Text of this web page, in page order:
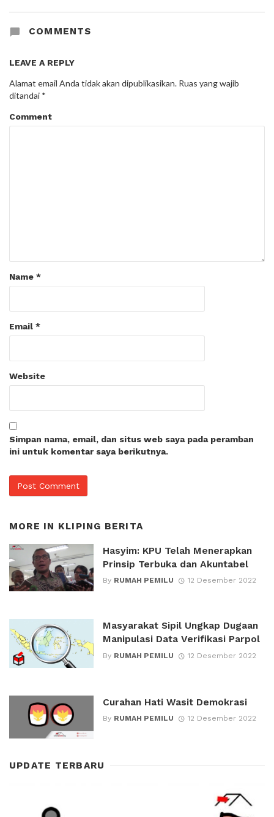
COMMENTS
LEAVE A REPLY
Alamat email Anda tidak akan dipublikasikan. Ruas yang wajib
ditandai *
Comment
Name *
Email *
Website
Simpan nama, email, dan situs web saya pada peramban
ini untuk komentar saya berikutnya.
MORE IN KLIPING BERITA
Hasyim: KPU Telah Menerapkan
Prinsip Terbuka dan Akuntabel
By RUMAH PEMILU 12 Desember 2022
Masyarakat Sipil Ungkap Dugaan
Manipulasi Data Verifikasi Parpol
By RUMAH PEMILU 12 Desember 2022
Curahan Hati Wasit Demokrasi
By RUMAH PEMILU 12 Desember 2022
UPDATE TERBARU